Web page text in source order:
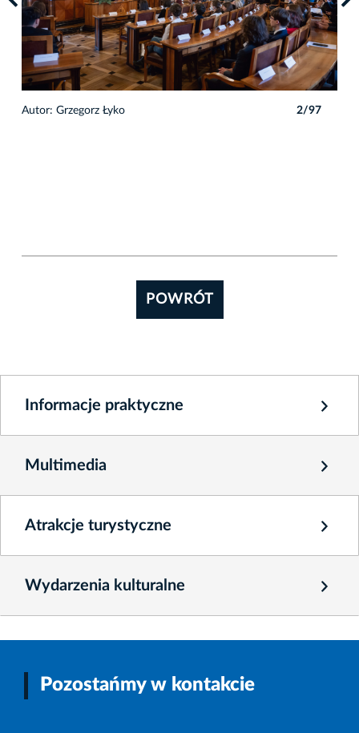
Autor: Grzegorz Łyko 2/97
POWRÓT
Informacje praktyczne
Multimedia
Atrakcje turystyczne
Wydarzenia kulturalne
Pozostańmy w kontakcie